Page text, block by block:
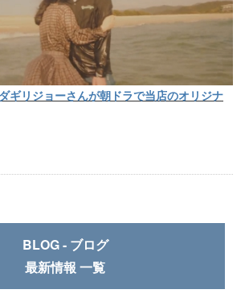
ギリジョーさんが朝ドラで当店のオリジナ
BLOG - ブログ
最新情報 一覧